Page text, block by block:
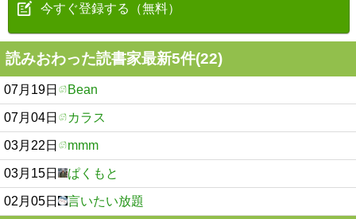
今すぐ登録する（無料）
読みおわった読書家最新5件(22)
07月19日 Bean
07月04日 カラス
03月22日 mmm
03月15日 ぱくもと
02月05日 言いたい放題